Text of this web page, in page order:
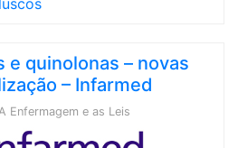
e quinolonas – novas
– Infarmed
Enfermagem e as Leis